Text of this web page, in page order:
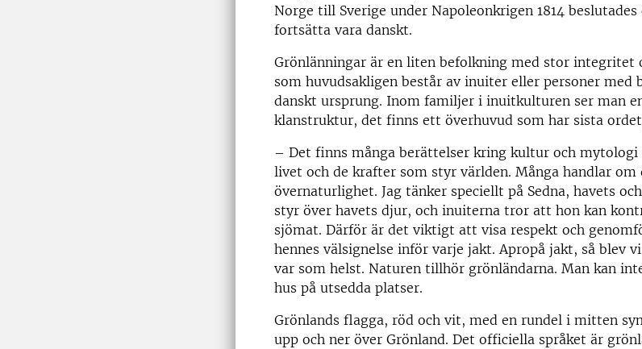
Norge till Sverige under Napoleonkrigen 1814
fortsätta vara danskt.
Grönlänningar är en liten befolkning med stor integritet
som huvudsakligen består av inuiter eller personer med
danskt ursprung. Inom familjer i inuitkulturen ser man
klanstruktur, det finns ett överhuvud som har sista
– Det finns många berättelser kring kultur och
livet och de krafter som styr världen. Många handlar
övernaturlighet. Jag tänker speciellt på Sedna, havets
styr över havets djur, och inuiterna tror att hon kan
sjömat. Därför är det viktigt att visa respekt och
hennes välsignelse inför varje jakt. Apropå jakt, så blev
var som helst. Naturen tillhör grönländarna. Man kan
hus på utsedda platser.
Grönlands flagga, röd och vit, med en rundel i mitten
upp och ner över Grönland. Det officiella språket är